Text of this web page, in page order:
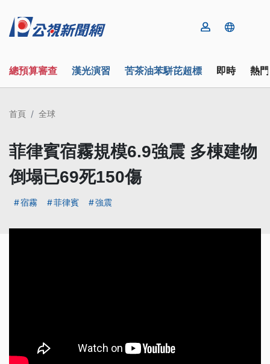
總預算審查 漢光演習 苦茶油苯駢芘超標 即時 熱
首頁 全球
菲律賓宿霧規模6.9強震 多棟建物
倒塌已69死150傷
宿霧 菲律賓 強震